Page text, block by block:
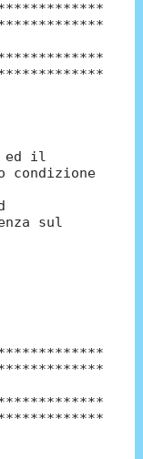
il
condizione
sul